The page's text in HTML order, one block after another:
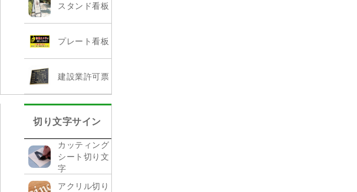
スタンド看板
プレート看板
建設業許可票
切り文字サイン
カッティング
シート切り文
字
アクリル切り